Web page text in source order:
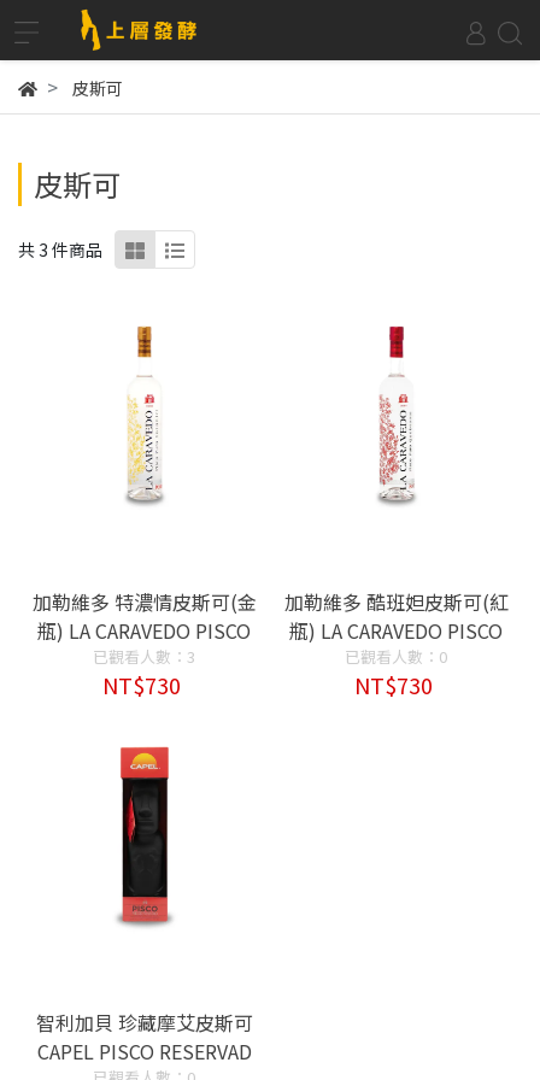
皮斯可
皮斯可
共 3 件商品
加勒維多 特濃情皮斯可(金
瓶) LA CARAVEDO PISCO
PURO TORONTEL
已觀看人數：3
NT$730
加勒維多 酷班妲皮斯可(紅
瓶) LA CARAVEDO PISCO
PURO QUEBRANTA
已觀看人數：0
NT$730
智利加貝 珍藏摩艾皮斯可
CAPEL PISCO RESERVAD